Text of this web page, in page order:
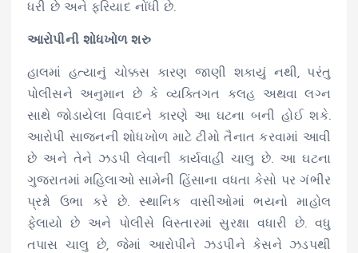
ધરી છે અને ફરિયાદ નોંધી છે.
આરોપીની શોધખોળ શરુ
હાલમાં હત્યાનું ચોક્કસ કારણ જાણી શકાયું નથી, પરંતુ
પોલીસને અનુમાન છે કે વ્યક્તિગત કલહ અથવા લગ્ન
સાથેજોડાયેલા વિવાદને કારણે આ ઘટના બની હોઈ શકે.
આરોપીસાજનની શોધખોળમાટેટીમો તૈનાત કરવામાં આવી
છે અને તેને ઝડપી લેવાની કાર્યવાહી ચાલુ છે. આ ઘટના
ગુજરાતમાં મહિલાઓ સામેની હિંસાના વધતા કેસો પર ગંભીર
પ્રશ્નો
ઉભા કરે છે. સ્થાનિક વાસીઓમાં ભયનો માહોલ
ફેલાયો છે અને પોલીસે વિસ્તારમાં સુરક્ષા વધારી છે. વધુ
તપાસ ચાલુ છે, જેમાં આરોપીને ઝડપીને કેસને ઝડપથી